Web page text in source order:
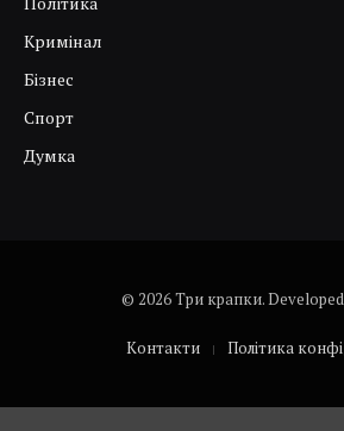
Кримінал
Бізнес
Спорт
Думка
© 2026 Три крапки.
Контакти Політика